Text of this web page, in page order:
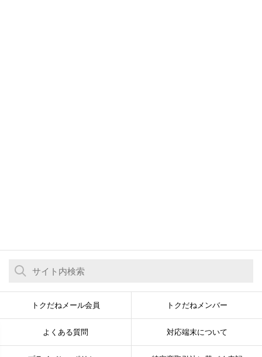
トクだねメール会員 トクだねメンバー
よくある質問 対応端末について